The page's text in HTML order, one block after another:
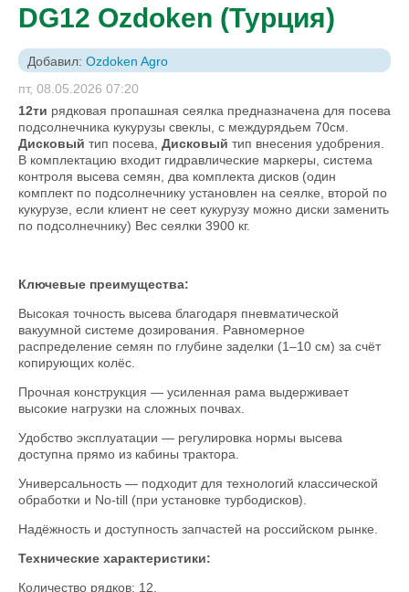
DG12 Ozdoken (Турция)
Добавил: Ozdoken Agro
пт, 08.05.2026 07:20
12ти рядковая пропашная сеялка предназначена для посева
подсолнечника кукурузы свеклы, с междурядьем 70см.
Дисковый тип посева, Дисковый тип внесения удобрения.
В комплектацию входит гидравлические маркеры, система
контроля высева семян, два комплекта дисков (один
комплект по подсолнечнику установлен на сеялке, второй по
кукурузе, если клиент не сеет кукурузу можно диски заменить
по подсолнечнику) Вес сеялки 3900 кг.
Ключевые преимущества:
Высокая точность высева благодаря пневматической
вакуумной системе дозирования. Равномерное
распределение семян по глубине заделки (1–10 см) за счёт
копирующих колёс.
Прочная конструкция — усиленная рама выдерживает
высокие нагрузки на сложных почвах.
Удобство эксплуатации — регулировка нормы высева
доступна прямо из кабины трактора.
Универсальность — подходит для технологий классической
обработки и No‑till (при установке турбодисков).
Надёжность и доступность запчастей на российском рынке.
Технические характеристики:
Количество рядков: 12.